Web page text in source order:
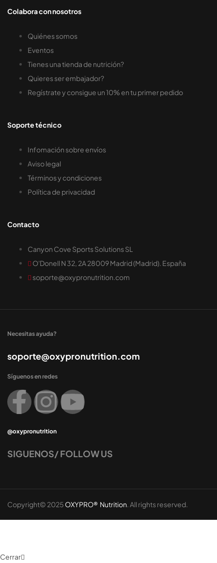
Colabora con nosotros
Quiénes somos
Eventos
Tienes una tienda de nutrición?
Quieres ser embajador?
Regístrate y consigue un 10% en tu primer pedido
Soporte técnico
Infomación sobre envíos
Aviso legal
Términos y condiciones
Política de privacidad
Contacto
Canyon Cove Sports Solutions SL
O'Donell N 32, 2A 28009 Madrid (Madrid). España
soporte@oxypronutrition.com
Necesitas ayuda?
soporte@oxypronutrition.com
Síguenos en redes
@oxypronutrition
SIGUENOS/ FOLLOW US
Copyright© 2025 OXYPRO® Nutrition. All rights reserved.
Cerrar